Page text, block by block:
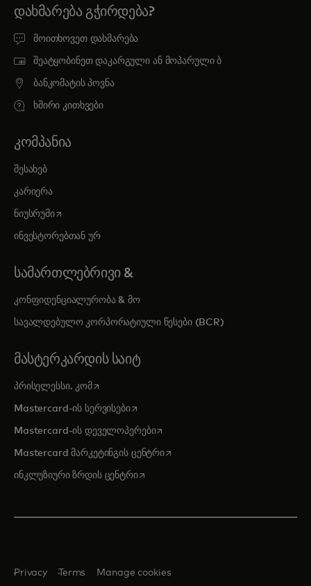
ᲓᲐᲮᲛᲐᲠᲔᲑᲐ ᲒᲭᲘᲠᲓᲔᲑᲐ?
მოითხოვეთ დახმარება
შეატყობინეთ დაკარგული ან მოპარული ბ
ბანკომატის პოვნა
ხშირი კითხვები
ᲙᲝᲛᲞᲐᲜᲘᲐ
შესახებ
კარიერა
ნიუსრუმიopens in a new tab
ინვესტორებთან ურ
ᲡᲐᲛᲐᲠᲗᲚᲔᲑᲠᲘᲕᲘ &
კონფიდენციალურობა & მო
სავალდებულო კორპორატიული წესები (BCR)
ᲛᲐᲡᲢᲔᲠᲙᲐᲠᲓᲘᲡ ᲡᲐᲘᲢ
პრისელესსი. კომopens in a new tab
Mastercard-ის სერვისებიopens in a new tab
Mastercard-ის დეველოპერებიopens in a new tab
Mastercard მარკეტინგის ცენტრიopens in a new tab
ინკლუზიური ზრდის ცენტრიopens in a new tab
Privacy Terms Manage cookies